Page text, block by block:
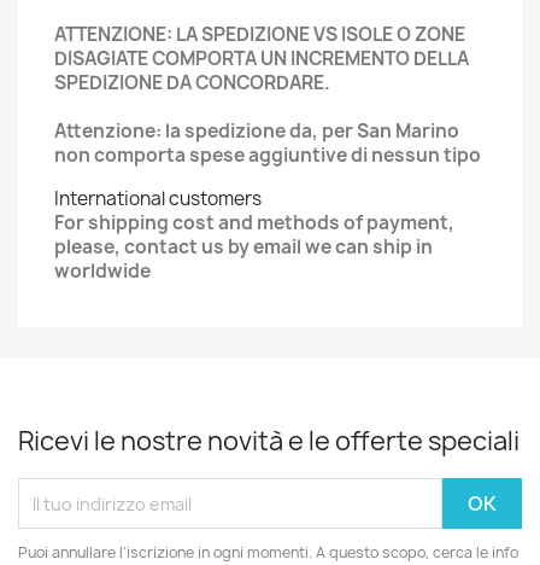
ATTENZIONE: LA SPEDIZIONE VS ISOLE O ZONE
DISAGIATE COMPORTA UN INCREMENTO DELLA
SPEDIZIONE DA CONCORDARE.
Attenzione: la spedizione da, per San Marino
non comporta spese aggiuntive di nessun tipo
International customers
For shipping cost and methods of payment,
please, contact us by email we can ship in
worldwide
Ricevi le nostre novità e le offerte speciali
Puoi annullare l'iscrizione in ogni momenti. A questo scopo, cerca le info